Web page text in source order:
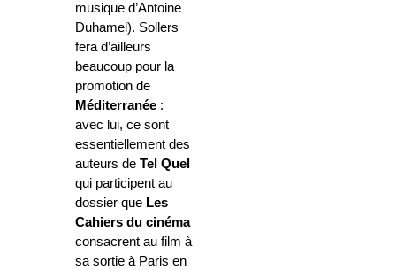
musique d’Antoine
Duhamel). Sollers
fera d’ailleurs
beaucoup pour la
promotion de
Méditerranée :
avec lui, ce sont
essentiellement des
auteurs de Tel Quel
qui participent au
dossier que Les
Cahiers du cinéma
consacrent au film à
sa sortie à Paris en